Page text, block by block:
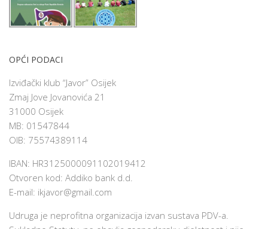
OPĆI PODACI
Izviđački klub “Javor” Osijek
Zmaj Jove Jovanovića 21
31000 Osijek
MB: 01547844
OIB: 75574389114
IBAN: HR3125000091102019412
Otvoren kod: Addiko bank d.d.
E-mail: ikjavor@gmail.com
Udruga je neprofitna organizacija izvan sustava PDV-a.